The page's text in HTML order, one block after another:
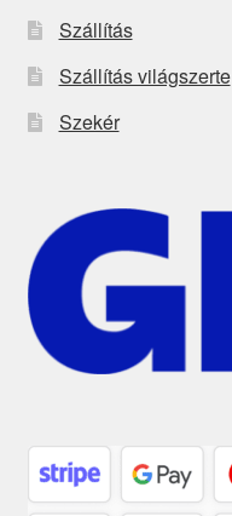
Szállítás
Szállítás világszerte
Szekér